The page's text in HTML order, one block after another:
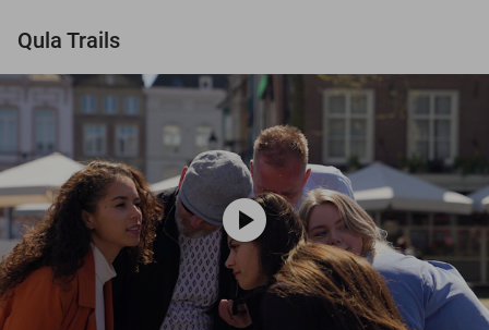
Qula Trails
play_circle